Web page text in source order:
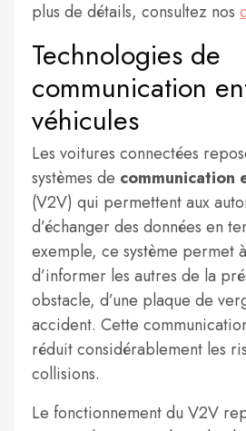
plus de détails, consultez nos
Technologies de
communication
véhicules
Les voitures connectées
systèmes de communication
(V2V) qui permettent aux
d’échanger des données en
exemple, ce système permet
d’informer les autres de la
obstacle, d’une plaque de
accident. Cette
réduit considérablement les
collisions.
Le fonctionnement du V2V